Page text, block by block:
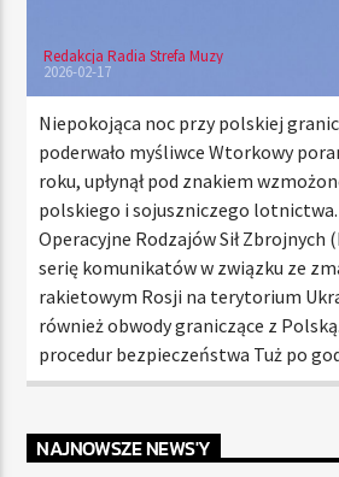
Radio Strefa Muzy
Redakcja Radia Strefa Muzy
2026-02-17
Niepokojąca noc przy polskiej
poderwało myśliwce Wtorkowy
roku, upłynął pod znakiem
polskiego i sojuszniczego
Operacyjne Rodzajów Sił Zbrojnych
serię komunikatów w związku ze
rakietowym Rosji na terytorium
również obwody graniczące z
procedur bezpieczeństwa Tuż po
NAJNOWSZE NEWS'Y